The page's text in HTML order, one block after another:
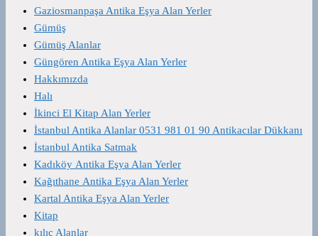
Gaziosmanpaşa Antika Eşya Alan Yerler
Gümüş
Gümüş Alanlar
Güngören Antika Eşya Alan Yerler
Hakkımızda
Halı
İkinci El Kitap Alan Yerler
İstanbul Antika Alanlar 0531 981 01 90 Antikacılar Dükkanı
İstanbul Antika Satmak
Kadıköy Antika Eşya Alan Yerler
Kağıthane Antika Eşya Alan Yerler
Kartal Antika Eşya Alan Yerler
Kitap
kılıç Alanlar